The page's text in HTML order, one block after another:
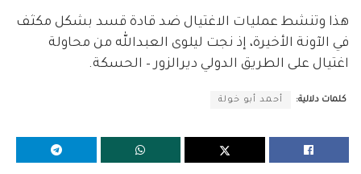
هذا وتنشط عمليات الاغتيال ضد قادة قسد بشكل مكثف
في الآونة الأخيرة، إذ نجت ليلوى العبدالله من محاولة
اغتيال على الطريق الدولي ديرالزور – الحسكة.
كلمات دلالية: أحمد أبو خولة